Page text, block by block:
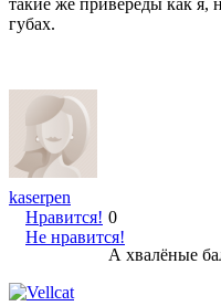
губах.
kaserpen
Нравится!
Не нравится!
0
А хвалёные